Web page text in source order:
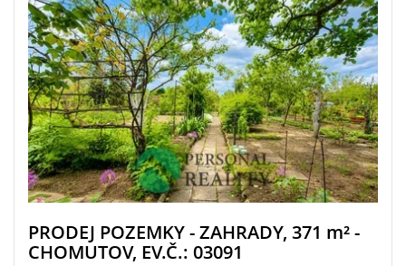
PRODEJ POZEMKY - ZAHRADY, 371 m²-
CHOMUTOV, EV.Č.: 03091